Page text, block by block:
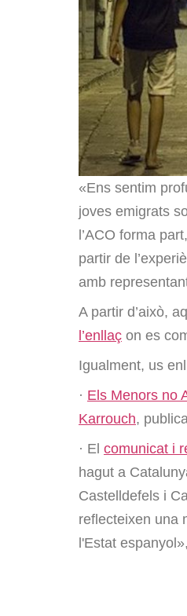
«Ens sentim
joves emigrats
l’ACO forma
partir de
amb
A partir d’això,
l’enllaç on es
Igualment, us
· Els Menors no
Karrouch,
· El comunicat i
hagut a
Castelldefels i
reflecteixen una
l'Estat